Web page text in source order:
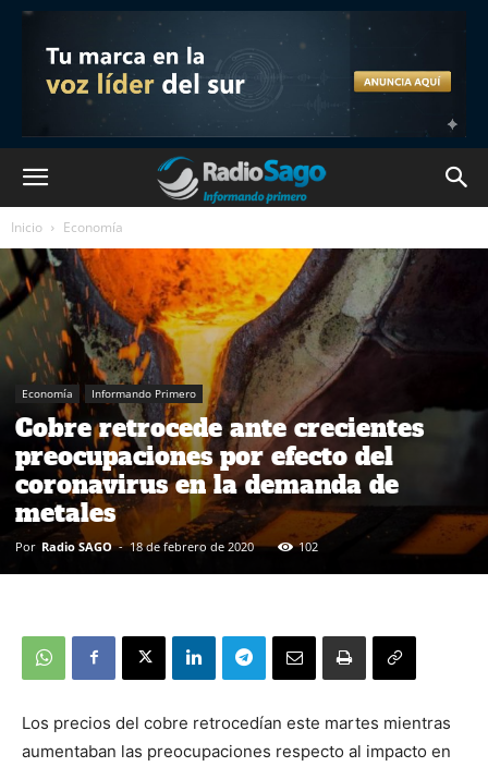
Inicio Economía
Economía Informando Primero
Cobre retrocede ante crecientes
preocupaciones por efecto del
coronavirus en la demanda de
metales
Por Radio SAGO - 18 de febrero de 2020 102
Los precios del cobre retrocedían este martes mientras
aumentaban las preocupaciones respecto al impacto en